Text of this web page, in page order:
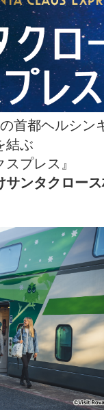
首都ヘルシン
結ぶ
プレス』
サンタクロー